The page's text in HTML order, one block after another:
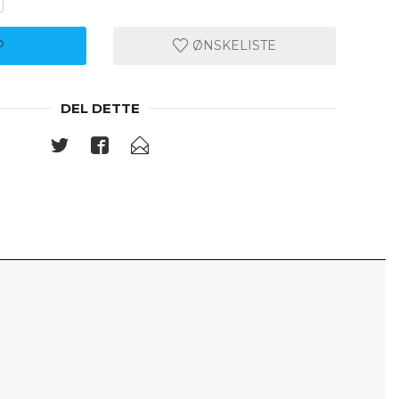
ØNSKELISTE
DEL DETTE